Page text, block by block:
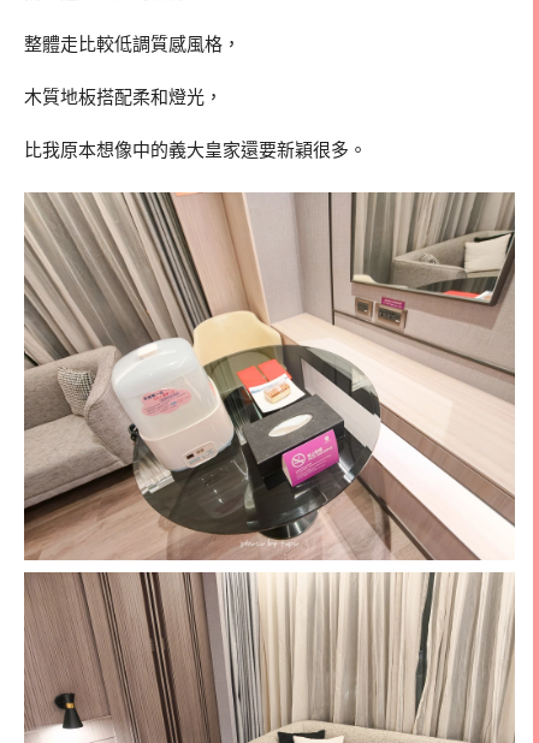
整體走比較低調質感風格，
木質地板搭配柔和燈光，
比我原本想像中的義大皇家還要新穎很多。